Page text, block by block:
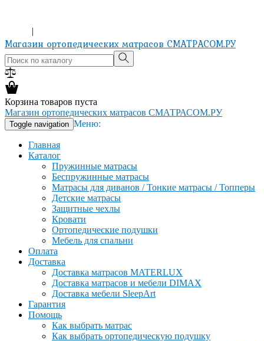
|
Магазин ортопедических матрасов СМАТРАСОМ.РУ
Корзина товаров пуста
Магазин ортопедических матрасов СМАТРАСОМ.РУ
Toggle navigation Меню:
Главная
Каталог
Пружинные матрасы
Беспружинные матрасы
Матрасы для диванов / Тонкие матрасы / Топперы
Детские матрасы
Защитные чехлы
Кровати
Ортопедические подушки
Мебель для спальни
Оплата
Доставка
Доставка матрасов MATERLUX
Доставка матрасов и мебели DIMAX
Доставка мебели SleepArt
Гарантия
Помощь
Как выбрать матрас
Как выбрать ортопедическую подушку